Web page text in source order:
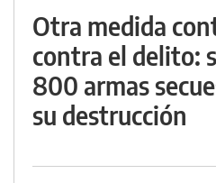
Otra medida
contra el delito:
800 armas
su destrucción